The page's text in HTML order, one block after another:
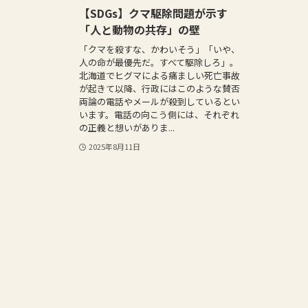
【SDGs】クマ駆除問題が示す
「人と動物の共存」の壁
「クマを殺すな、かわいそう」「いや、
人の命が最優先だ。すべて駆除しろ」。
北海道でヒグマによる痛ましい死亡事故
が起きて以降、行政にはこのような賛否
両論の電話やメールが殺到しているとい
います。電話の向こう側には、それぞれ
の正義と想いがありま...
2025年8月11日